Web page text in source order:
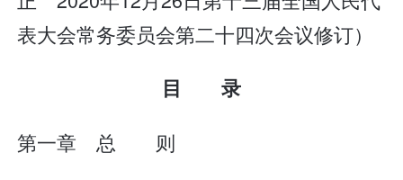
表大会常务委员会第二十四次会议修订）
目 录
第一章 总 则